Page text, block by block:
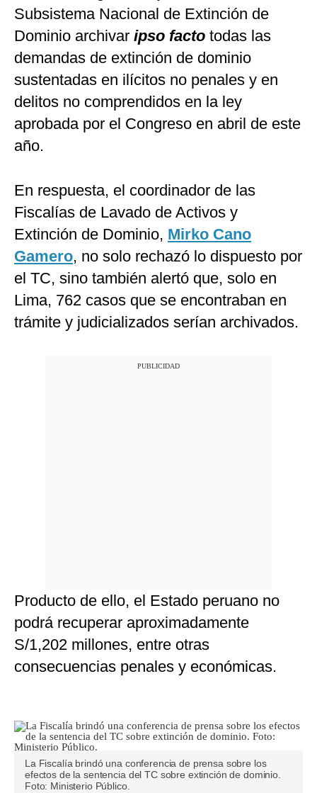
Subsistema Nacional de Extinción de
Dominio archivar ipso facto todas las
demandas de extinción de dominio
sustentadas en ilícitos no penales y en
delitos no comprendidos en la ley
aprobada por el Congreso en abril de este
año.
En respuesta, el coordinador de las
Fiscalías de Lavado de Activos y
Extinción de Dominio, Mirko Cano
Gamero, no solo rechazó lo dispuesto por
el TC, sino también alertó que, solo en
Lima, 762 casos que se encontraban en
trámite y judicializados serían archivados.
Producto de ello, el Estado peruano no
podrá recuperar aproximadamente
S/1,202 millones, entre otras
consecuencias penales y económicas.
La Fiscalía brindó una conferencia de prensa sobre los
efectos de la sentencia del TC sobre extinción de dominio.
Foto: Ministerio Público.